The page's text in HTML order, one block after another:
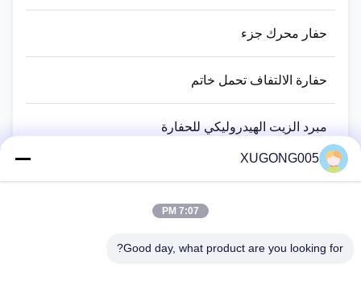
حفار محرك جزء
حفارة الالتفاف تحمل خاتم
مبرد الزيت الهيدروليكي للحفارة
حفار ختم صوف عدة
الكسارة الهيدروليكية حفارة
XUGONG005
7:07 PM
Good day, what product are you looking for?